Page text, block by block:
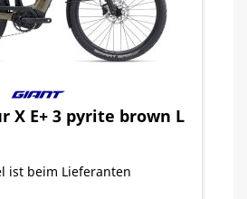
X E+ 3 pyrite brown L
ist beim Lieferanten